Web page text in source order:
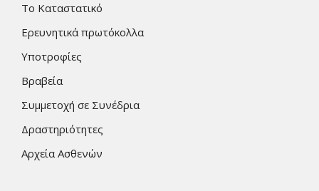
Το Καταστατικό
Ερευνητικά πρωτόκολλα
Υποτροφίες
Βραβεία
Συμμετοχή σε Συνέδρια
Δραστηριότητες
Αρχεία Ασθενών